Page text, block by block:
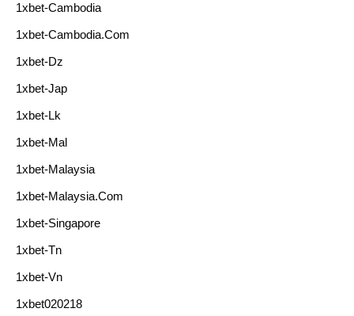
1xbet-Cambodia
1xbet-Cambodia.com
1xbet-Dz
1xbet-Jap
1xbet-Lk
1xbet-Mal
1xbet-Malaysia
1xbet-Malaysia.com
1xbet-Singapore
1xbet-Tn
1xbet-Vn
1xbet020218